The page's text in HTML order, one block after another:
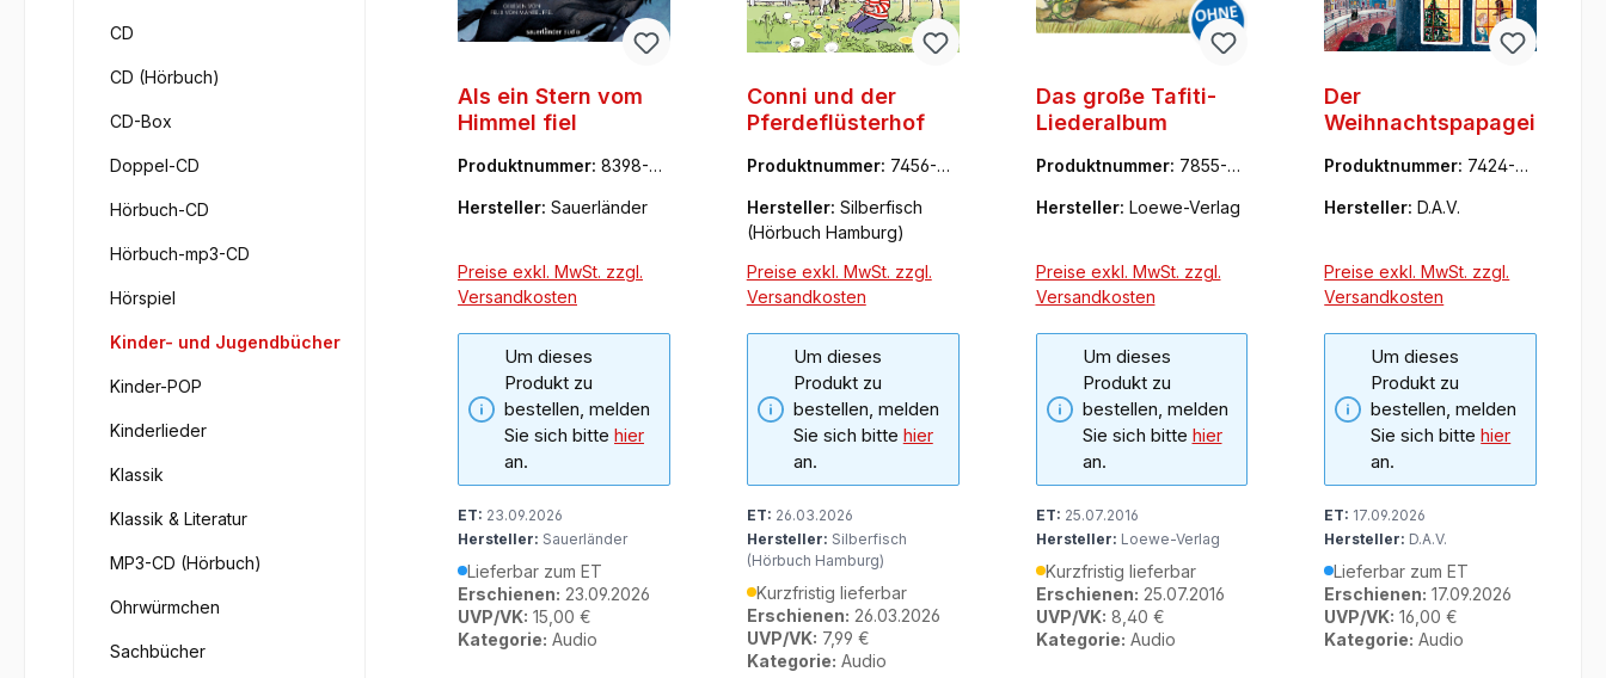
CD
CD (Hörbuch)
CD-Box
Doppel-CD
Hörbuch-CD
Hörbuch-mp3-CD
Hörspiel
Kinder- und Jugendbücher
Kinder-POP
Kinderlieder
Klassik
Klassik & Literatur
MP3-CD (Hörbuch)
Ohrwürmchen
Sachbücher
Als ein Stern vom
Himmel fiel
Produktnummer: 8398-4
Hersteller: Sauerländer
Preise exkl. MwSt. zzgl.
Versandkosten
Um dieses
Produkt zu
bestellen, melden
Sie sich bitte hier
an.
ET: 23.09.2026
Hersteller: Sauerländer
Lieferbar zum ET
Erschienen: 23.09.2026
UVP/VK: 15,00 €
Kategorie: Audio
Conni und der
Pferdeflüsterhof
Produktnummer: 7456-05
Hersteller: Silberfisch
(Hörbuch Hamburg)
Preise exkl. MwSt. zzgl.
Versandkosten
Um dieses
Produkt zu
bestellen, melden
Sie sich bitte hier
an.
ET: 26.03.2026
Hersteller: Silberfisch
(Hörbuch Hamburg)
Kurzfristig lieferbar
Erschienen: 26.03.2026
UVP/VK: 7,99 €
Kategorie: Audio
Das große Tafiti-
Liederalbum
Produktnummer: 7855-86
Hersteller: Loewe-Verlag
Preise exkl. MwSt. zzgl.
Versandkosten
Um dieses
Produkt zu
bestellen, melden
Sie sich bitte hier
an.
ET: 25.07.2016
Hersteller: Loewe-Verlag
Kurzfristig lieferbar
Erschienen: 25.07.2016
UVP/VK: 8,40 €
Kategorie: Audio
Der
Weihnachtspapagei
Produktnummer: 7424-33
Hersteller:D.A.V.
Preise exkl. MwSt. zzgl.
Versandkosten
Um dieses
Produkt zu
bestellen, melden
Sie sich bittehier
an.
ET: 17.09.2026
Hersteller: D.A.V.
Lieferbar zum ET
Erschienen: 17.09.2026
UVP/VK: 16,00 €
Kategorie: Audio